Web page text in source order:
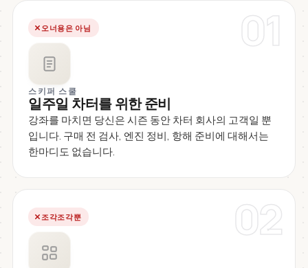
01
오너용은 아님
스키퍼 스쿨
일주일 차터를 위한 준비
강좌를 마치면 당신은 시즌 동안 차터 회사의 고객일 뿐
입니다. 구매 전 검사, 엔진 정비, 항해 준비에 대해서는
한마디도 없습니다.
02
조각조각뿐